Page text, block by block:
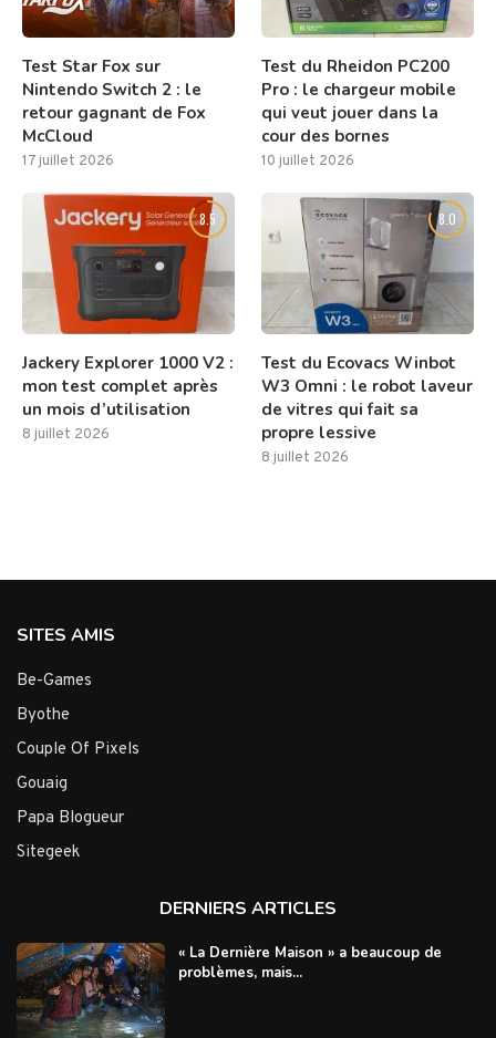
Test Star Fox sur
Nintendo Switch 2 : le
retour gagnant de Fox
McCloud
17 juillet 2026
Test du Rheidon PC200
Pro : le chargeur mobile
qui veut jouer dans la
cour des bornes
10 juillet 2026
8.5
Jackery Explorer 1000 V2 :
mon test complet après
un mois d’utilisation
8 juillet 2026
8.0
Test du Ecovacs Winbot
W3 Omni : le robot laveur
de vitres qui fait sa
propre lessive
8 juillet 2026
SITES AMIS
Be-Games
Byothe
Couple Of Pixels
Gouaig
Papa Blogueur
Sitegeek
DERNIERS ARTICLES
« La Dernière Maison » a beaucoup de
problèmes, mais...